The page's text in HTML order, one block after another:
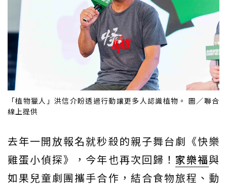
「植物獵人」洪信介盼透過行動讓更多人認識植物。 圖／聯合
線上提供
去年一開放報名就秒殺的親子舞台劇《快樂
雞蛋小偵探》，今年也再次回歸！ 家樂福與
如果兒童劇團攜手合作，結合食物旅程、動